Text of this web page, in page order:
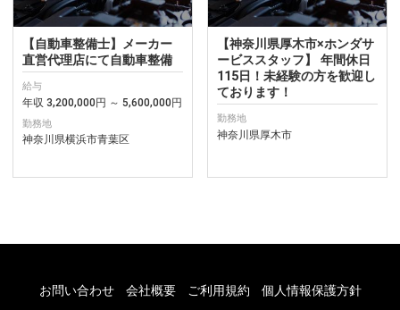
【自動車整備士】メーカー
直営代理店にて自動車整備
給与
年収 3,200,000円 ～ 5,600,000円
勤務地
神奈川県横浜市青葉区
【神奈川県厚木市×ホンダサ
ービススタッフ】 年間休日
115日！未経験の方を歓迎し
ております！
勤務地
神奈川県厚木市
お問い合わせ 会社概要 ご利用規約 個人情報保護方針